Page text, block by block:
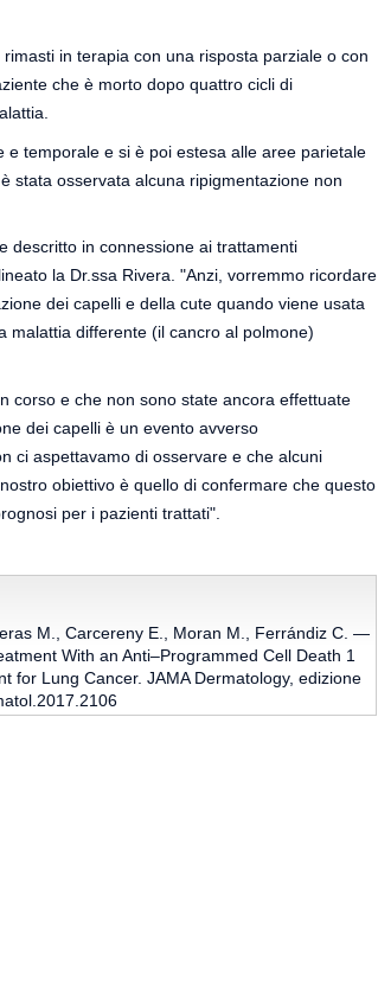
in terapia con una risposta parziale o con
che è morto dopo quattro cicli di
temporale e si è poi estesa alle aree parietale
stata osservata alcuna ripigmentazione non
descritto in connessione ai trattamenti
la Dr.ssa Rivera. "Anzi, vorremmo ricordare
dei capelli e della cute quando viene usata
malattia differente (il cancro al polmone)
corso e che non sono state ancora effettuate
dei capelli è un evento avverso
ci aspettavamo di osservare e che alcuni
obiettivo è quello di confermare che questo
per i pazienti trattati".
M., Carcereny E., Moran M., Ferrándiz C. —
With an Anti–Programmed Cell Death 1
for Lung Cancer. JAMA Dermatology, edizione